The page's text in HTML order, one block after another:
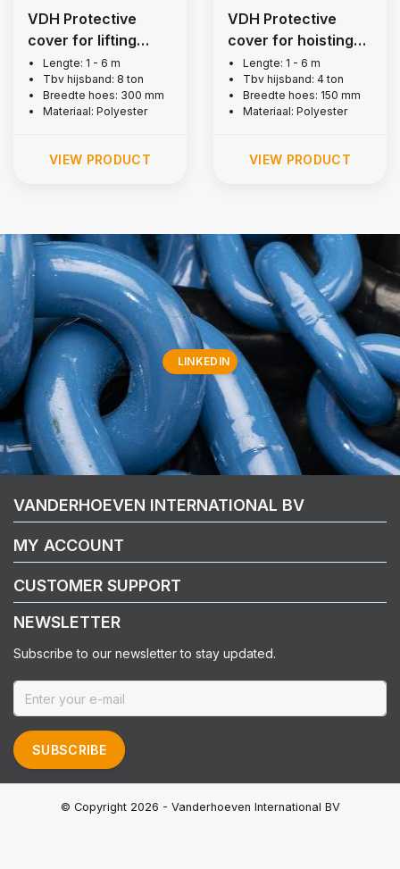
VDH Protective
cover for lifting
strap, 8 tons
Lengte: 1 - 6 m
Tbv hijsband: 8 ton
Breedte hoes: 300 mm
Materiaal: Polyester
VIEW PRODUCT
VDH Protective
cover for hoisting
belt, 4 tons
Lengte: 1 - 6 m
Tbv hijsband: 4 ton
Breedte hoes: 150 mm
Materiaal: Polyester
VIEW PRODUCT
LINKEDIN
VANDERHOEVEN INTERNATIONAL BV
MY ACCOUNT
CUSTOMER SUPPORT
NEWSLETTER
Subscribe to our newsletter to stay updated.
SUBSCRIBE
© Copyright 2026 - Vanderhoeven International BV